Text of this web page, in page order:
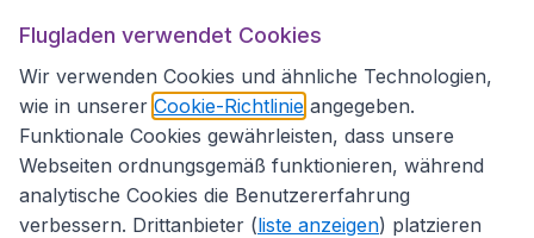
Flugladen.at
Internationale Webseiten
Flugladen verwendet Cookies
Wir verwenden Cookies und ähnliche Technologien,
wie in unserer Cookie-Richtlinie angegeben.
Funktionale Cookies gewährleisten, dass unsere
Webseiten ordnungsgemäß funktionieren, während
analytische Cookies die Benutzererfahrung
verbessern. Drittanbieter (liste anzeigen) platzieren